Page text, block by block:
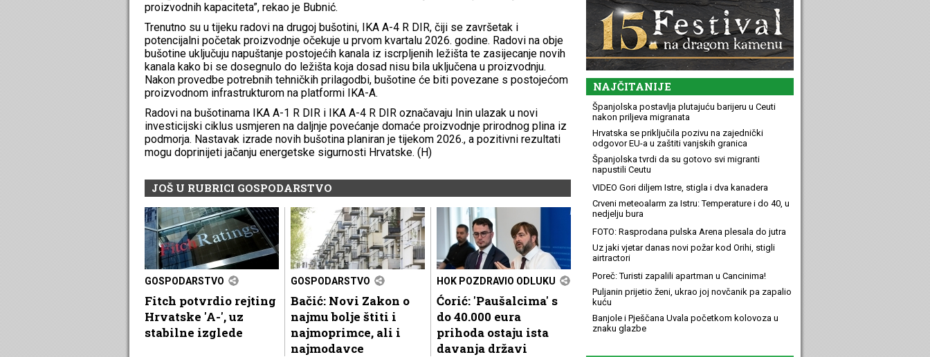
proizvodnih kapaciteta”, rekao je Bubnić.
Trenutno su u tijeku radovi na drugoj bušotini, IKA A-4 R DIR, čiji se završetak i
potencijalni početak proizvodnje očekuje u prvom kvartalu 2026. godine. Radovi na obje
bušotine uključuju napuštanje postojećih kanala iz iscrpljenih ležišta te zasijecanje novih
kanala kako bi se dosegnulo do ležišta koja dosad nisu bila uključena u proizvodnju.
Nakon provedbe potrebnih tehničkih prilagodbi, bušotine će biti povezane s postojećom
proizvodnom infrastrukturom na platformi IKA-A.
Radovi na bušotinama IKA A-1 R DIR i IKA A-4 R DIR označavaju Inin ulazak u novi
investicijski ciklus usmjeren na daljnje povećanje domaće proizvodnje prirodnog plina iz
podmorja. Nastavak izrade novih bušotina planiran je tijekom 2026., a pozitivni rezultati
mogu doprinijeti jačanju energetske sigurnosti Hrvatske. (H)
JOŠ U RUBRICI GOSPODARSTVO
GOSPODARSTVO
Fitch potvrdio rejting
Hrvatske 'A-', uz
stabilne izglede
GOSPODARSTVO
Bačić: Novi Zakon o
najmu bolje štiti i
najmoprimce, ali i
najmodavce
HOK POZDRAVIO ODLUKU
Ćorić: 'Paušalcima' s
do 40.000 eura
prihoda ostaju ista
davanja državi
NAJČITANIJE
Španjolska postavlja plutajuću barijeru u Ceuti
nakon priljeva migranata
Hrvatska se priključila pozivu na zajednički
odgovor EU-a u zaštiti vanjskih granica
Španjolska tvrdi da su gotovo svi migranti
napustili Ceutu
VIDEO Gori diljem Istre, stigla i dva kanadera
Crveni meteoalarm za Istru: Temperature i do 40, u
nedjelju bura
FOTO: Rasprodana pulska Arena plesala do jutra
Uz jaki vjetar danas novi požar kod Orihi, stigli
airtractori
Poreč: Turisti zapalili apartman u Cancinima!
Puljanin prijetio ženi, ukrao joj novčanik pa zapalio
kuću
Banjole i Pješčana Uvala početkom kolovoza u
znaku glazbe